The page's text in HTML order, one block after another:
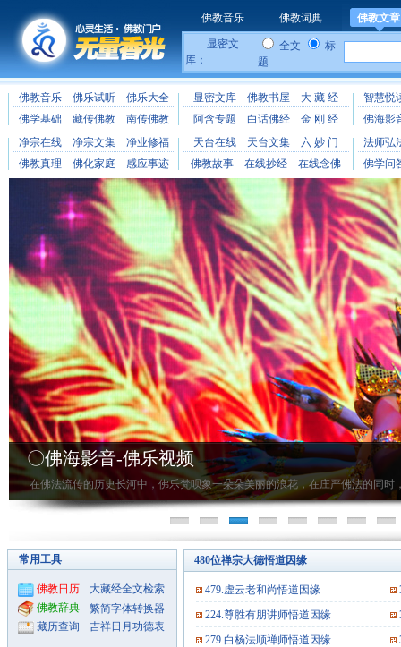
佛教音乐 佛教词典 佛教文章
显密文
库：
全文
标
题
佛教音乐 佛乐试听
佛乐大全
佛学基础
藏传佛教 南传佛教
显密文库 佛教书屋
大 藏 经
阿含专题
白话佛经 金 刚 经
智慧悦
佛海影
净宗在线
净宗文集
净业修福
佛教真理
佛化家庭 感应事迹
天台在线 天台文集
六 妙 门
佛教故事
在线抄经 在线念佛
法师弘
佛学问
常用工具
佛教日历
大藏经全文检索
佛教辞典
繁简字体转换器
藏历查询
吉祥日月功德表
480位禅宗大德悟道因缘
479.虚云老和尚悟道因缘
224.尊胜有朋讲师悟道因缘
279.白杨法顺禅师悟道因缘